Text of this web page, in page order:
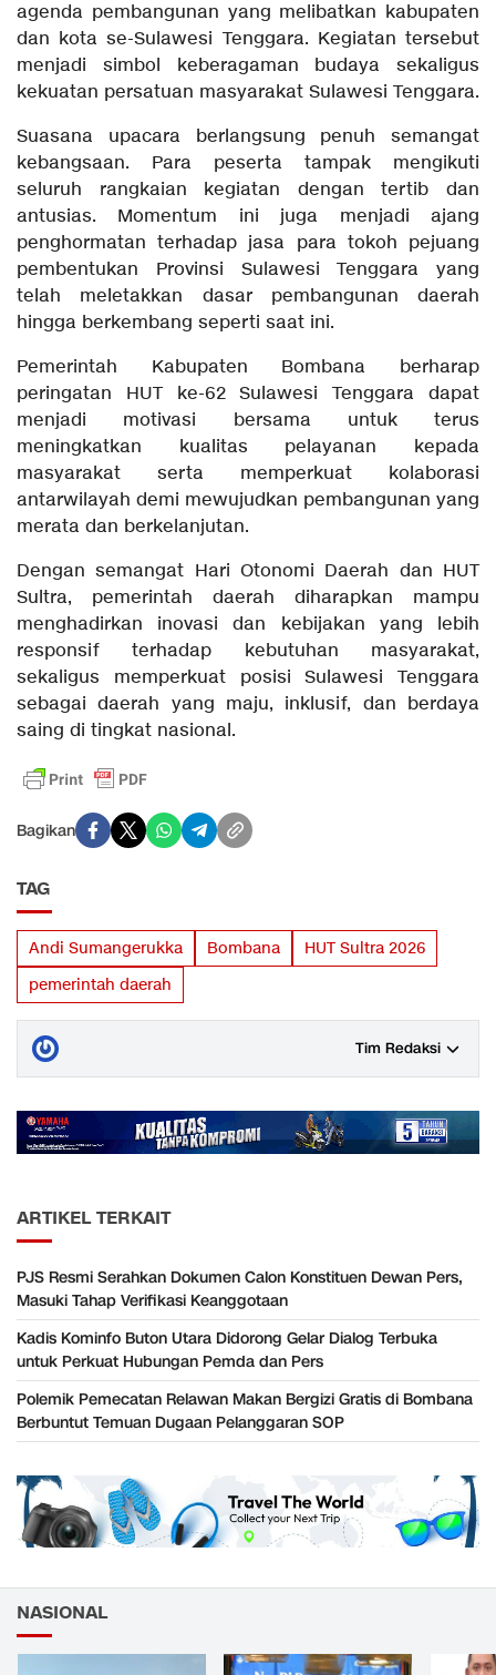
agenda pembangunan yang melibatkan kabupaten
dan kota se-Sulawesi Tenggara. Kegiatan tersebut
menjadi simbol keberagaman budaya sekaligus
kekuatan persatuan masyarakat Sulawesi Tenggara.
Suasana upacara berlangsung penuh semangat
kebangsaan. Para peserta tampak mengikuti
seluruh rangkaian kegiatan dengan tertib dan
antusias. Momentum ini juga menjadi ajang
penghormatan terhadap jasa para tokoh pejuang
pembentukan Provinsi Sulawesi Tenggara yang
telah meletakkan dasar pembangunan daerah
hingga berkembang seperti saat ini.
Pemerintah Kabupaten Bombana berharap
peringatan HUT ke-62 Sulawesi Tenggara dapat
menjadi motivasi bersama untuk terus
meningkatkan kualitas pelayanan kepada
masyarakat serta memperkuat kolaborasi
antarwilayah demi mewujudkan pembangunan yang
merata dan berkelanjutan.
Dengan semangat Hari Otonomi Daerah dan HUT
Sultra, pemerintah daerah diharapkan mampu
menghadirkan inovasi dan kebijakan yang lebih
responsif terhadap kebutuhan masyarakat,
sekaligus memperkuat posisi Sulawesi Tenggara
sebagai daerah yang maju, inklusif, dan berdaya
saing di tingkat nasional.
Bagikan
TAG
Andi Sumangerukka Bombana
HUT Sultra 2026
pemerintah daerah
Tim Redaksi
ARTIKEL TERKAIT
PJS Resmi Serahkan Dokumen Calon Konstituen Dewan Pers,
Masuki Tahap Verifikasi Keanggotaan
Kadis Kominfo Buton Utara Didorong Gelar Dialog Terbuka
untuk Perkuat Hubungan Pemda dan Pers
Polemik Pemecatan Relawan Makan Bergizi Gratis di Bombana
Berbuntut Temuan Dugaan Pelanggaran SOP
NASIONAL